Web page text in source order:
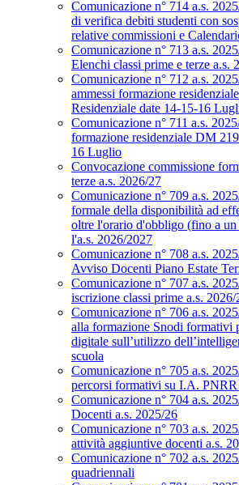
Comunicazione n° 714 a.s.
di verifica debiti studenti con
relative commissioni e
Comunicazione n° 713 a.s.
Elenchi classi prime e terze a.s.
Comunicazione n° 712 a.s.
ammessi formazione
Residenziale date 14-15-16
Comunicazione n° 711 a.s.
formazione residenziale DM
16 Luglio
Convocazione commissione
terze a.s. 2026/27
Comunicazione n° 709 a.s.
formale della disponibilità ad
oltre l'orario d'obbligo (fino a un
l'a.s. 2026/2027
Comunicazione n° 708 a.s.
Avviso Docenti Piano Estate
Comunicazione n° 707 a.s.
iscrizione classi prime a.s. 2026/
Comunicazione n° 706 a.s.
alla formazione Snodi formativi
digitale sull’utilizzo
scuola
Comunicazione n° 705 a.s.
percorsi formativi su I.A.
Comunicazione n° 704 a.s.
Docenti a.s. 2025/26
Comunicazione n° 703 a.s.
attività aggiuntive docenti a.s.
Comunicazione n° 702 a.s.
quadriennali